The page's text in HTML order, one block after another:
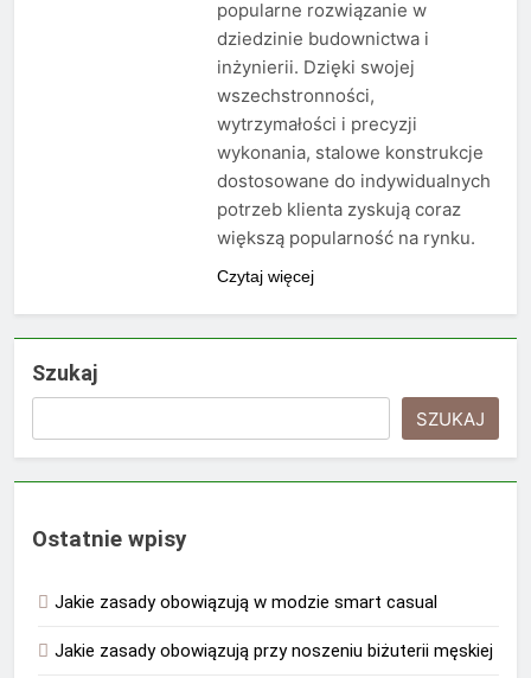
3 Tygodnie Ago
Jakie są zasady elegancji
w modzie ulicznej
4 Tygodnie Ago
Jakie są najmodniejsze
męskie fryzury w tym
sezonie
4 Tygodnie Ago
Jakie są najlepsze
sposoby na motywację
rano
4 Tygodnie Ago
popularne rozwiązanie w
dziedzinie budownictwa i
inżynierii. Dzięki swojej
wszechstronności,
wytrzymałości i precyzji
wykonania, stalowe konstrukcje
dostosowane do indywidualnych
potrzeb klienta zyskują coraz
większą popularność na rynku.
Czytaj więcej
Szukaj
SZUKAJ
Ostatnie wpisy
Jakie zasady obowiązują w modzie smart casual
Jakie zasady obowiązują przy noszeniu biżuterii męskiej